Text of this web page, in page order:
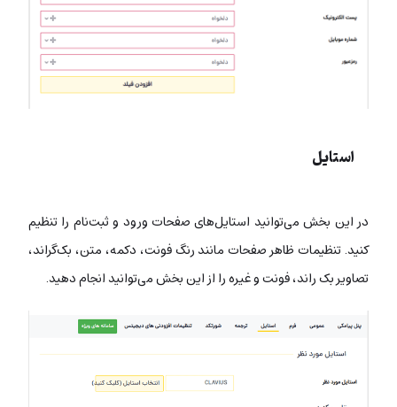
استایل
در این بخش می‌توانید استایل‌های صفحات ورود و ثبت‌نام را تنظیم
کنید. تنظیمات ظاهر صفحات مانند رنگ فونت، دکمه، متن، بک‌گراند،
تصاویر بک ‌راند، فونت و غیره را از این بخش می‌توانید انجام دهید.